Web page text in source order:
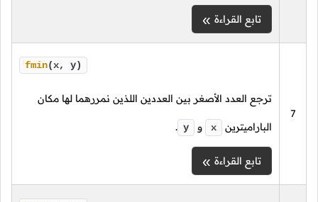
تابع القراءة
7
fmin(x, y)
ترجع العدد الأصغر بين العددين اللذين نمررهما لها مكان
الباراميترين x و y
.
تابع القراءة